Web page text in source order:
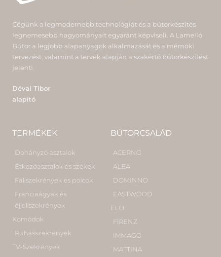
Cégünk a legmodernebb technológiát és a bútorkészítés
legnemesebb hagyományait egyaránt képviseli. A Lamelló
Bútor a legjobb alapanyagok alkalmazását és a mérnöki
tervezést, valamint a tervek alapján a szakértő bútorkészítést
jelenti.
Dévai Tibor
alapító
TERMÉKEK
Dohányzó asztalok
Étkezőasztalok és székek
Faliszekrények és polcok
Franciaágyak és
éjjeliszekrények
Komódok
Ruhásszekrények
TV-Szekrények
BÚTORCSALÁD
ACERNO
ALEA
DOMINNO
EASTWOOD
ELO
FIRENZ
IMMAGO
MATTINA